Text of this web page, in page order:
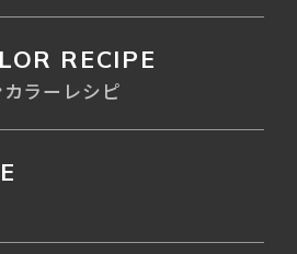
RECIPE
ラーレシピ